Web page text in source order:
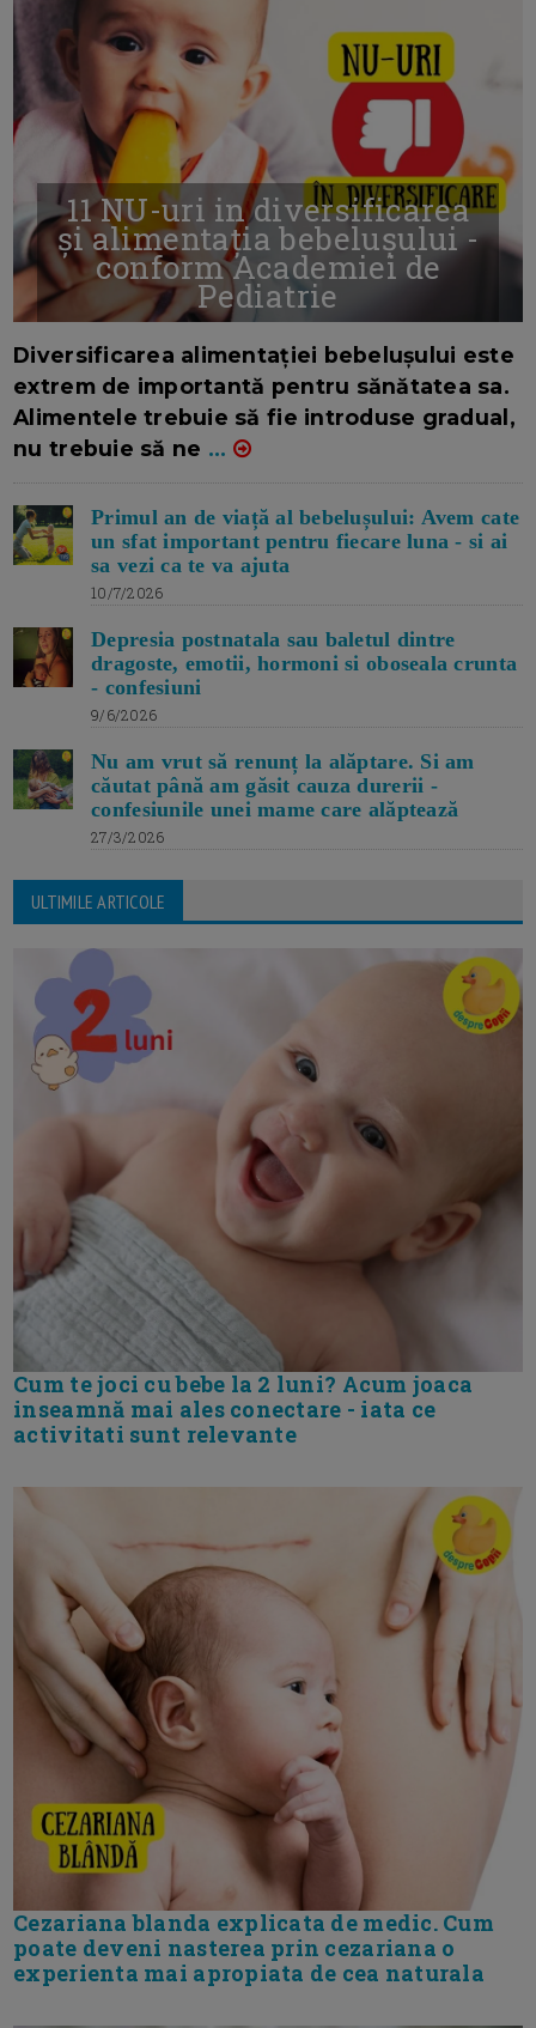
11 NU-uri in diversificarea
și alimentația bebelușului -
conform Academiei de
Pediatrie
Diversificarea alimentației bebelușului este
extrem de importantă pentru sănătatea sa.
Alimentele trebuie să fie introduse gradual,
nu trebuie să ne ...
Primul an de viață al bebelușului: Avem cate
un sfat important pentru fiecare luna - si ai
sa vezi ca te va ajuta
10/7/2026
Depresia postnatala sau baletul dintre
dragoste, emotii, hormoni si oboseala crunta
- confesiuni
9/6/2026
Nu am vrut să renunț la alăptare. Si am
căutat până am găsit cauza durerii -
confesiunile unei mame care alăptează
27/3/2026
ULTIMILE ARTICOLE
Cum te joci cu bebe la 2 luni? Acum joaca
inseamnă mai ales conectare - iata ce
activitati sunt relevante
Cezariana blanda explicata de medic. Cum
poate deveni nasterea prin cezariana o
experienta mai apropiata de cea naturala